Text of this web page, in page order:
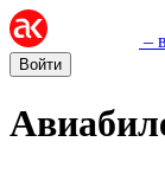
–
Войти